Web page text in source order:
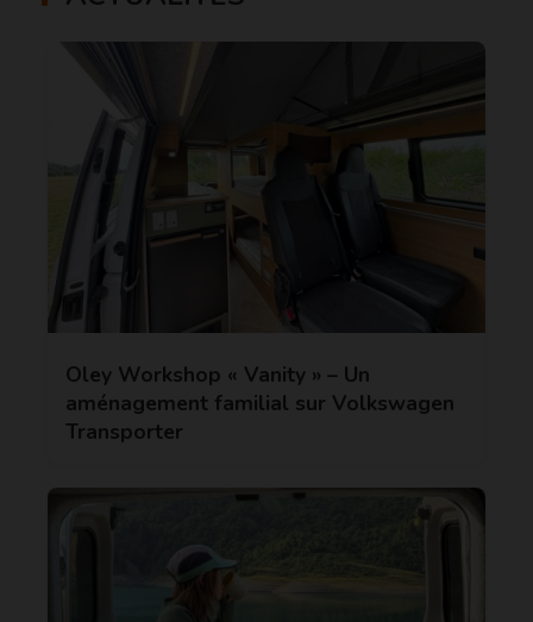
Oley Workshop « Vanity » – Un
aménagement familial sur Volkswagen
Transporter